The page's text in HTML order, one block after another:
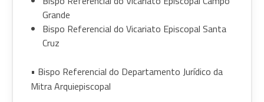
Grande
Bispo Referencial do Vicariato Episcopal Santa
Cruz
• Bispo Referencial do Departamento Jurídico da
Mitra Arquiepiscopal